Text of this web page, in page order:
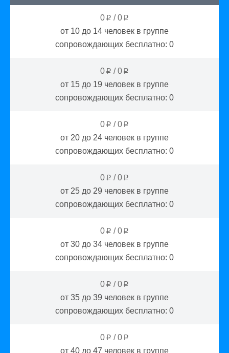
0 p /0 p
от 10 до 14 человек в группе
сопровождающих бесплатно: 0
0 p /0 p
от 15 до 19 человек в группе
сопровождающих бесплатно: 0
0 p /0 p
от 20 до 24 человек в группе
сопровождающих бесплатно: 0
0 p /0 p
от 25 до 29 человек в группе
сопровождающих бесплатно: 0
0 p /0 p
от 30 до 34 человек в группе
сопровождающих бесплатно: 0
0 p /0 p
от 35 до 39 человек в группе
сопровождающих бесплатно: 0
0 p /0 p
от 40 до 47 человек в группе